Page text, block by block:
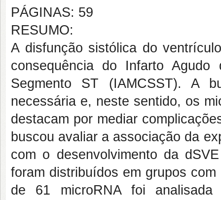
PÁGINAS: 59
RESUMO:
A disfunção sistólica do
consequência do Infarto Agudo
Segmento ST (IAMCSST). A
necessária e, neste sentido, os
destacam por mediar
buscou avaliar a associação da
com o desenvolvimento da
foram distribuídos em grupos
de 61 microRNA foi